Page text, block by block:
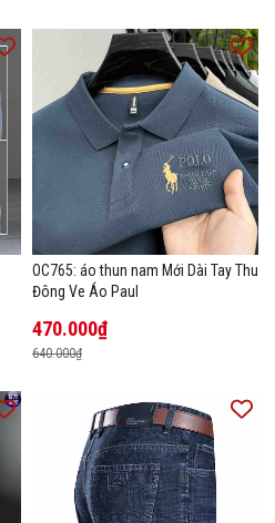
OC765: áo thun nam Mới Dài Tay Thu
Đông Ve Áo Paul
470.000₫
640.000₫